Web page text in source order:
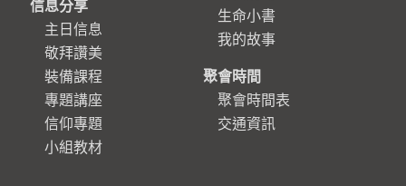
信息分享
主日信息
敬拜讚美
裝備課程
專題講座
信仰專題
小組教材
生命小書
我的故事
聚會時間
聚會時間表
交通資訊